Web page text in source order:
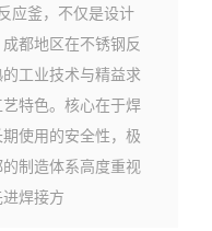
应釜，不仅是设计
都地区在不锈钢反
工业技术与精益求
特色。核心在于焊
使用的安全性，极
制造体系高度重视
焊接方